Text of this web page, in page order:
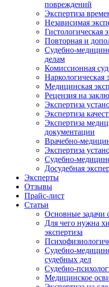
повреждений
Экспертиза
Независимая
Гистологическая
Повторная и
Судебно-
делам
Комиссионная
Наркологическая
Медицинская
Рецензия на
Экспертиза
Экспертиза
Экспертиза
документации
Врачебно-
Экспертиза
Судебно-
Досудебная
Эксперты
Отзывы
Прайс-лист
Cтатьи
Основные задачи
Для чего нужна
экспертиза
Судебно-
судебных дел
Судебно-
Медицинское